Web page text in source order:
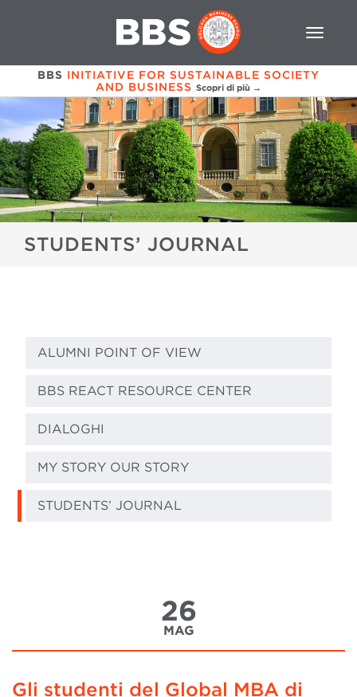
BBS INITIATIVE FOR SUSTAINABLE SOCIETY
AND BUSINESS Scopri di più →
STUDENTS’ JOURNAL
ALUMNI POINT OF VIEW
BBS REACT RESOURCE CENTER
DIALOGHI
MY STORY OUR STORY
STUDENTS’ JOURNAL
26
MAG
Gli studenti del Global MBA di